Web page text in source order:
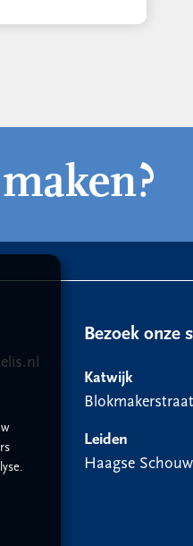
Bezoek onze
Katwijk
Leiden
Haagse